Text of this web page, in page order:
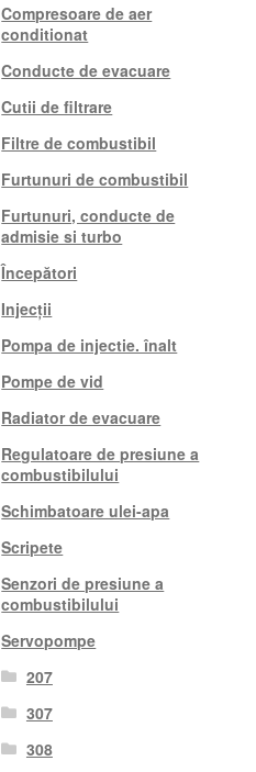
Compresoare de aer
conditionat
Conducte de evacuare
Cutii de filtrare
Filtre de combustibil
Furtunuri de combustibil
Furtunuri, conducte de
admisie si turbo
Începători
Injecții
Pompa de injectie. înalt
Pompe de vid
Radiator de evacuare
Regulatoare de presiune a
combustibilului
Schimbatoare ulei-apa
Scripete
Senzori de presiune a
combustibilului
Servopompe
207
307
308